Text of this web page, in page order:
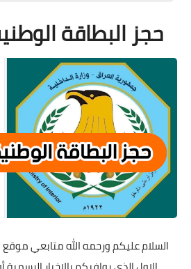
حجزالبطاقة
السلام عليكم ورحمه الله متابعي